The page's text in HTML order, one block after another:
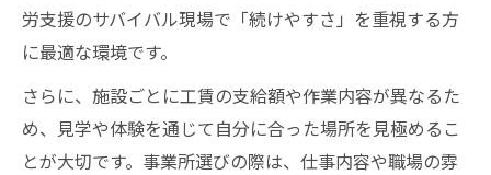
労支援のサバイバル現場で「続けやすさ」を重視する方
に最適な環境です。
さらに、施設ごとに工賃の支給額や作業内容が異なるた
め、見学や体験を通じて自分に合った場所を見極めるこ
とが大切です。事業所選びの際は、仕事内容や職場の雰